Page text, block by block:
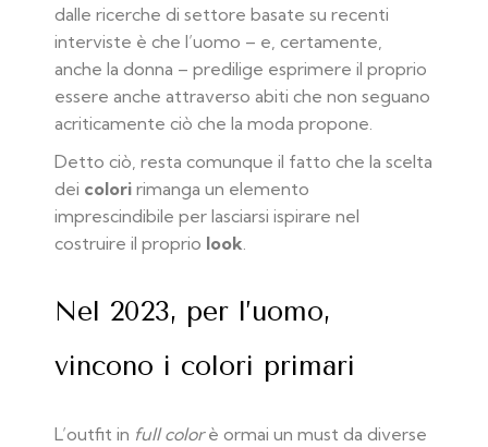
dalle ricerche di settore basate su recenti
interviste è che l’uomo – e, certamente,
anche la donna – predilige esprimere il proprio
essere anche attraverso abiti che non seguano
acriticamente ciò che la moda propone.
Detto ciò, resta comunque il fatto che la scelta
dei colori rimanga un elemento
imprescindibile per lasciarsi ispirare nel
costruire il proprio look.
Nel 2023, per l’uomo,
vincono i colori primari
L’outfit in full colorè ormai un must da diverse